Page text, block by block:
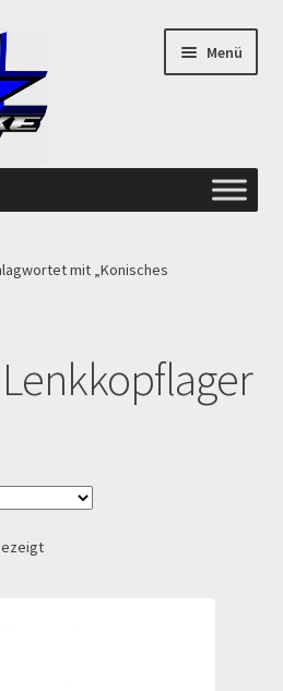
Menü
mit „Konisches